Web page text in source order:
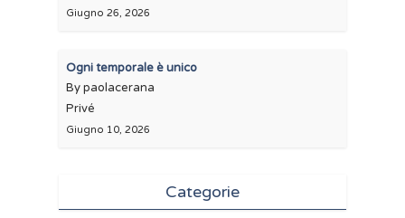
Giugno 26, 2026
Ogni temporale è unico
By paolacerana
Privé
Giugno 10, 2026
Categorie